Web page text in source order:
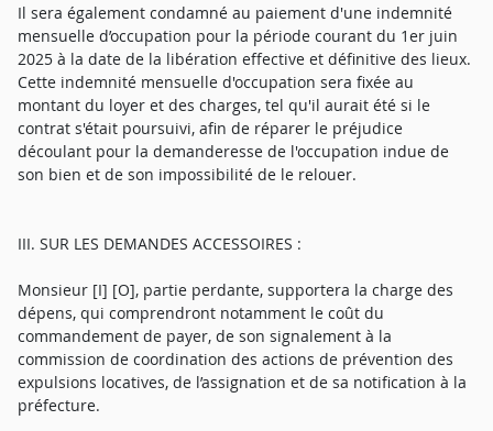
Il sera également condamné au paiement d'une indemnité
mensuelle d’occupation pour la période courant du 1er juin
2025 à la date de la libération effective et définitive des lieux.
Cette indemnité mensuelle d'occupation sera fixée au
montant du loyer et des charges, tel qu'il aurait été si le
contrat s'était poursuivi, afin de réparer le préjudice
découlant pour la demanderesse de l'occupation indue de
son bien et de son impossibilité de le relouer.
III. SUR LES DEMANDES ACCESSOIRES :
Monsieur [I] [O], partie perdante, supportera la charge des
dépens, qui comprendront notamment le coût du
commandement de payer, de son signalement à la
commission de coordination des actions de prévention des
expulsions locatives, de l’assignation et de sa notification à la
préfecture.